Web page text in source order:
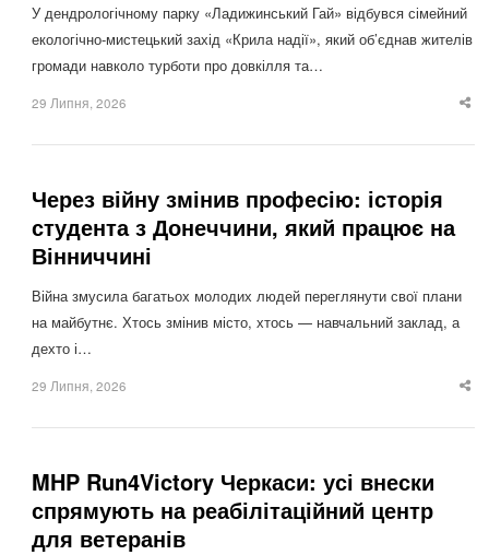
У дендрологічному парку «Ладижинський Гай» відбувся сімейний
екологічно-мистецький захід «Крила надії», який об’єднав жителів
громади навколо турботи про довкілля та…
29 Липня, 2026
Через війну змінив професію: історія
студента з Донеччини, який працює на
Вінниччині
Війна змусила багатьох молодих людей переглянути свої плани
на майбутнє. Хтось змінив місто, хтось — навчальний заклад, а
дехто і…
29 Липня, 2026
MHP Run4Victory Черкаси: усі внески
спрямують на реабілітаційний центр
для ветеранів